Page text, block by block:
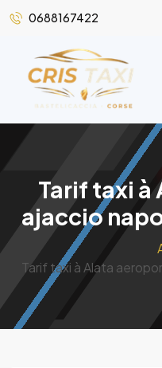
0688167422
Tarif taxi
ajaccio
Tarif taxi à Alata